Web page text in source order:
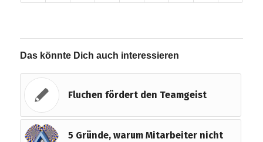
Das könnte Dich auch interessieren
Fluchen fördert den Teamgeist
5 Gründe, warum Mitarbeiter nicht